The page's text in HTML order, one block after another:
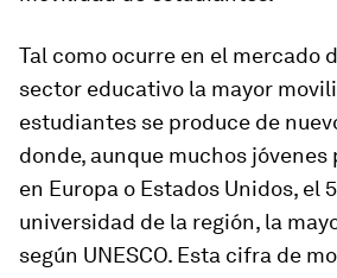
Tal como ocurre en el mercado
sector educativo la mayor
estudiantes se produce de
donde, aunque muchos
en Europa o Estados Unidos, el
universidad de la región, la
según UNESCO. Esta cifra de